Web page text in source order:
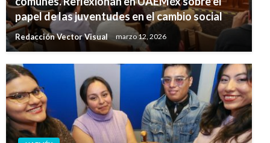
papel de las juventudes en el cambio social
Redacción Vector Visual marzo 12, 2026